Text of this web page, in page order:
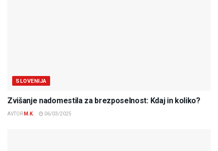
SLOVENIJA
Zvišanje nadomestila za brezposelnost: Kdaj in koliko?
AVTOR M.K. 06/03/2025